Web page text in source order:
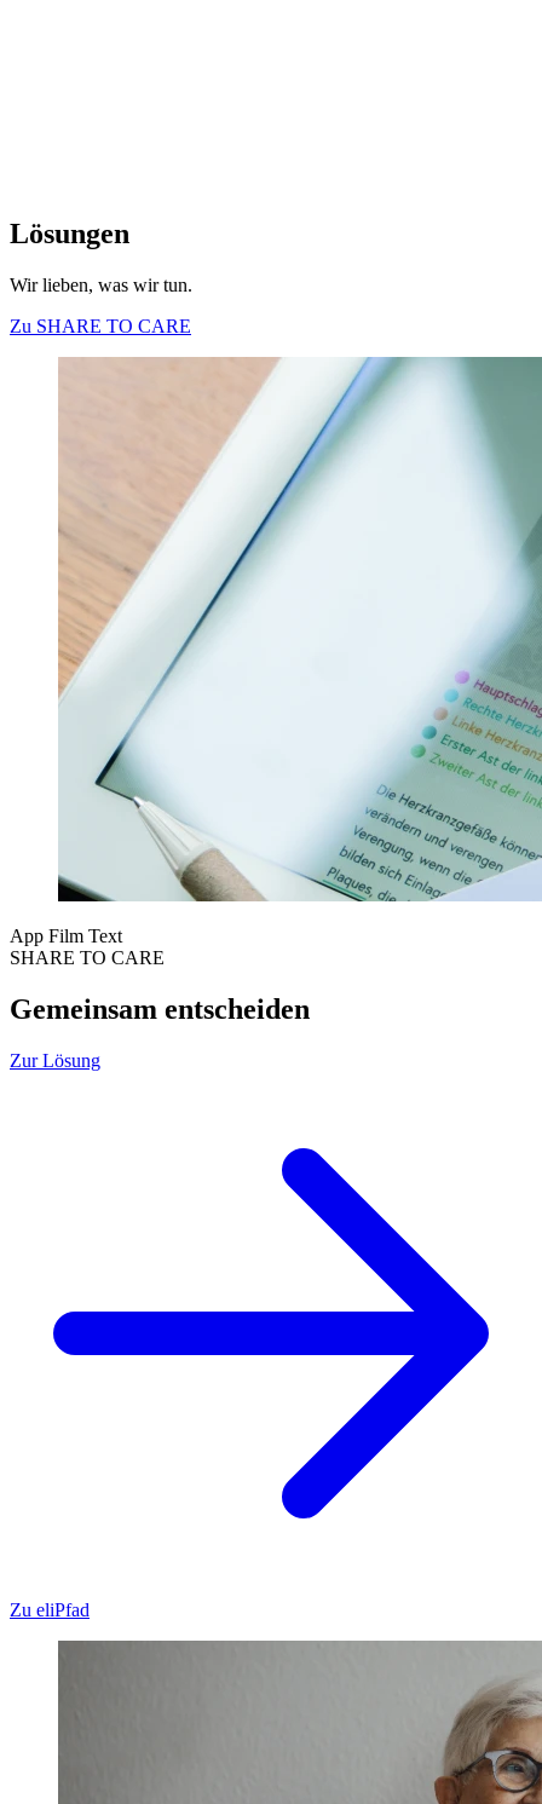
Lösungen
Wir lieben, was wir tun.
Zu SHARE TO CARE
App Film Text
SHARE TO CARE
Gemeinsam entscheiden
Zur Lösung
Zu eliPfad